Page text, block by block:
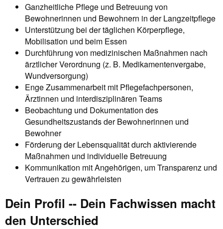
Ganzheitliche Pflege und Betreuung von
Bewohnerinnen und Bewohnern in der Langzeitpflege
Unterstützung bei der täglichen Körperpflege,
Mobilisation und beim Essen
Durchführung von medizinischen Maßnahmen nach
ärztlicher Verordnung (z. B. Medikamentenvergabe,
Wundversorgung)
Enge Zusammenarbeit mit Pflegefachpersonen,
Ärztinnen und interdisziplinären Teams
Beobachtung und Dokumentation des
Gesundheitszustands der Bewohnerinnen und
Bewohner
Förderung der Lebensqualität durch aktivierende
Maßnahmen und individuelle Betreuung
Kommunikation mit Angehörigen, um Transparenz und
Vertrauen zu gewährleisten
Dein Profil -- Dein Fachwissen macht
den Unterschied